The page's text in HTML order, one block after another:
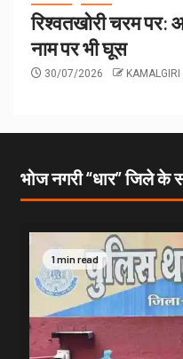
रिश्वतखोरी चरम
नाम पर भी घूस
30/07/2026
भोज नगरी “धार” जिले के
1 min read